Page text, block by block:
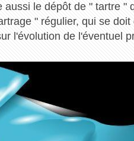
aussi le dépôt de " tartre "
" régulier, qui se
l'évolution de l'éventuel